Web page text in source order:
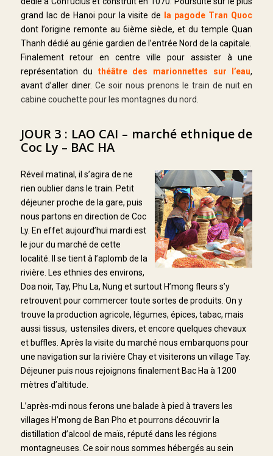
grand lac de Hanoi pour la visite de
la pagode Tran Quoc
dont l’origine remonte au 6ième siècle, et du temple Quan
Thanh dédié au génie gardien de l’entrée Nord de la capitale.
Finalement retour en centre ville pour assister à une
représentation du théâtre des marionnettes sur l’eau,
avant d’aller diner.Ce soir nous prenons le train de nuit en
cabine couchette pour les montagnes du nord.
JOUR 3 : LAO CAI – marché ethnique de
Coc Ly – BAC HA
Réveil matinal, il s’agira de ne
rien oublier dans le train. Petit
déjeuner proche de la gare, puis
nous partons en direction de Coc
Ly. En effet aujourd’hui mardi est
le jour du marché de cette
localité. Il se tient à l’aplomb de la
rivière. Les ethnies des environs,
Doa noir, Tay, Phu La, Nung et surtout H’mong fleurs s’y
retrouvent pour commercer toute sortes de produits. On y
trouve la production agricole, légumes, épices, tabac, mais
aussi tissus, ustensiles divers, et encore quelques chevaux
et buffles. Après la visite du marché nous embarquons pour
une navigation sur la rivière Chay et visiterons un village Tay.
Déjeuner puis nous rejoignons finalement Bac Ha à 1200
mètres d’altitude.
L’après-mdi nous ferons une balade à pied à travers les
villages H’mong de Ban Pho et pourrons découvrir la
distillation d’alcool de maïs, réputé dans les régions
montagneuses. Ce soir nous sommes hébergés au sein